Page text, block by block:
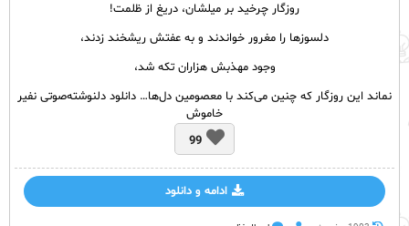
روزگار چرخید بر میلشان، دریغ از ظلمت!
دلسوزها را مغرور خواندند و به عفتش ریشخند زدند،
وجود مهذبش هزاران تکه شد،
نماند این روزگار که چنین می‌کند با معصومین دل‌ها… دانلود دلنوشته‌صوتی نفیر
خاموش
99
ادامه و دانلود